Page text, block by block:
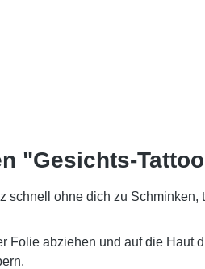
"Gesichts-
schnell ohne dich zu Schminken,
Folie abziehen und auf die Haut